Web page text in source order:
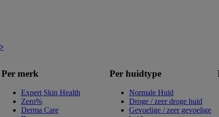
Per merk
Expert Skin Health
Zero%
Derma Care
Per huidtype
Normale Huid
Droge / zeer droge huid
Gevoelige / zeer gevoelige